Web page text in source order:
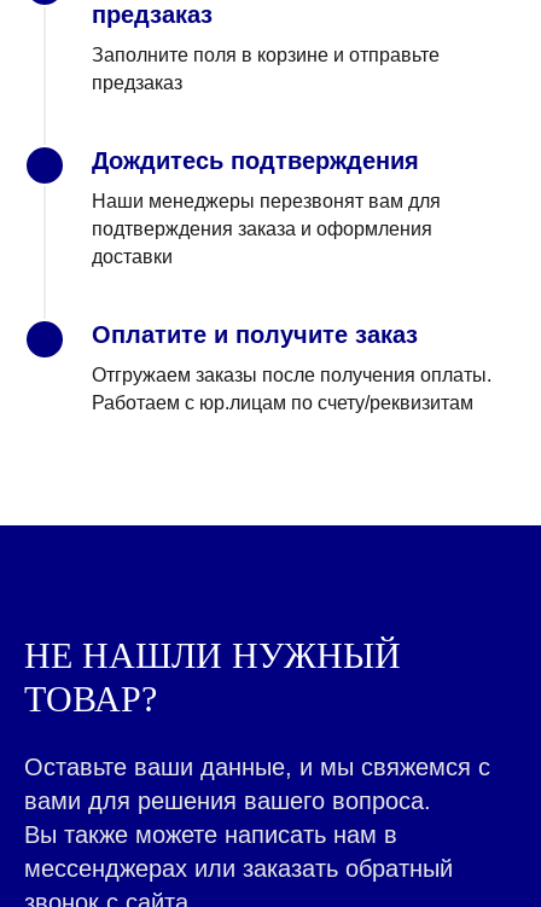
предзаказ
Заполните поля в корзине и отправьте
предзаказ
Дождитесь подтверждения
Наши менеджеры перезвонят вам для
подтверждения заказа и оформления
доставки
Оплатите и получите заказ
Отгружаем заказы после получения оплаты.
Работаем с юр.лицам по счету/реквизитам
НЕ НАШЛИ НУЖНЫЙ
ТОВАР?
Оставьте ваши данные, и мы свяжемся с
вами для решения вашего вопроса.
Вы также можете написать нам в
мессенджерах или заказать обратный
КАЖДЫЙ ДЕНЬ МЫ
РАБОТАЕМ ДЛЯ ЛЮДЕЙ,
БИЗНЕС ЛУЧШЕ|
ВСЕ ТОВАРЫ КАТАЛОГА